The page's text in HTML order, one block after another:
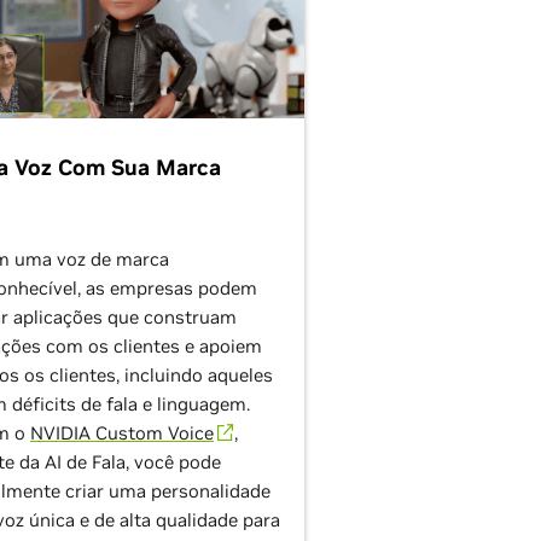
Voz Com Sua Marca
uma voz de marca
as empresas podem
aplicações que construam
com os clientes e apoiem
os clientes, incluindo aqueles
déficits de fala e linguagem.
o NVIDIA Custom Voice
,
da AI de Fala, você pode
criar uma personalidade
única e de alta qualidade para